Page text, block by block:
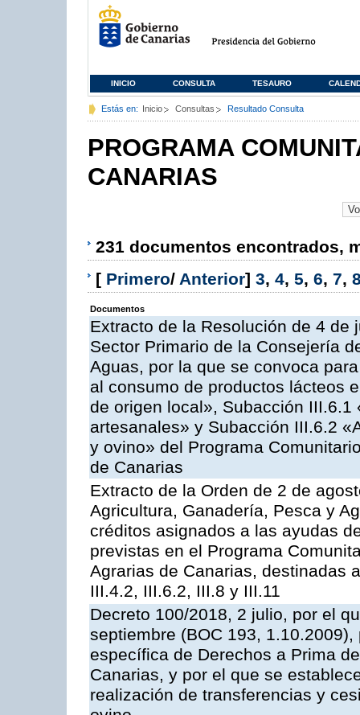
INICIO CONSULTA TESAURO
Estás en: Inicio Consultas Resultado Consulta
PROGRAMA
CANARIAS
231 documentos encontrados,
[ Primero/ Anterior] 3, 4, 5, 6, 7,
Documentos
Extracto de la Resolución de 4
Sector Primario de la Consejería
Aguas, por la que se convoca
al consumo de productos lácteos
de origen local», Subacción
artesanales» y Subacción III.6.2
y ovino» del Programa
de Canarias
Extracto de la Orden de 2 de
Agricultura, Ganadería, Pesca y
créditos asignados a las ayudas
previstas en el Programa
Agrarias de Canarias, destinadas
III.4.2, III.6.2, III.8 y III.11
Decreto 100/2018, 2 julio, por el
septiembre (BOC 193,
específica de Derechos a Prima
Canarias, y por el que se
realización de transferencias y